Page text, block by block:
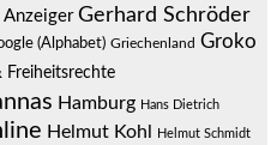
Anzeiger Gerhard Schröder
(Alphabet) Griechenland Groko
Freiheitsrechte
Hamburg Hans Dietrich
Helmut Kohl Helmut Schmidt